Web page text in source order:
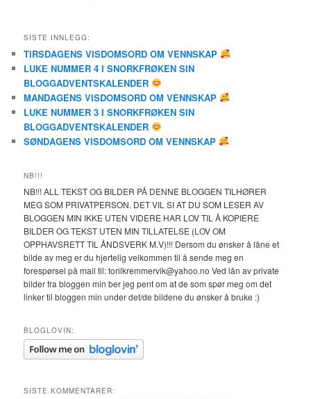
SISTE INNLEGG:
TIRSDAGENS VISDOMSORD OM VENNSKAP
LUKE NUMMER 4 I SNORKFRØKEN SIN
BLOGGADVENTSKALENDER
MANDAGENS VISDOMSORD OM VENNSKAP
LUKE NUMMER 3 I SNORKFRØKEN SIN
BLOGGADVENTSKALENDER
SØNDAGENS VISDOMSORD OM VENNSKAP
NB!!!
NB!!! ALL TEKST OG BILDER PÅ DENNE BLOGGEN TILHØRER
MEG SOM PRIVATPERSON. DET VIL SI AT DU SOM LESER AV
BLOGGEN MIN IKKE UTEN VIDERE HAR LOV TIL Å KOPIERE
BILDER OG TEKST UTEN MIN TILLATELSE (LOV OM
OPPHAVSRETT TIL ÅNDSVERK M.V)!!! Dersom du ønsker å låne et
bilde av meg er du hjertelig velkommen til å sende meg en
forespørsel på mail til: torilkremmervik@yahoo.no Ved lån av private
bilder fra bloggen min ber jeg pent om at de som spør meg om det
linker til bloggen min under det/de bildene du ønsker å bruke :)
BLOGLOVIN:
SISTE KOMMENTARER: